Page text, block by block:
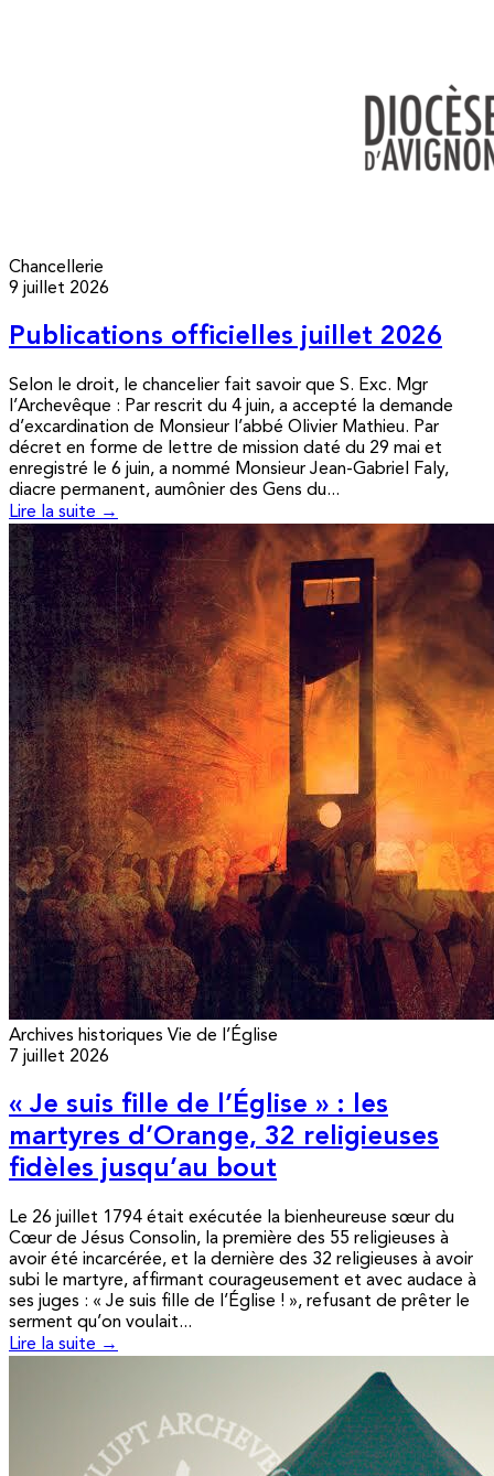
Chancellerie
9 juillet 2026
Publications officielles juillet 2026
Selon le droit, le chancelier fait savoir que S. Exc. Mgr
l’Archevêque : Par rescrit du 4 juin, a accepté la demande
d’excardination de Monsieur l’abbé Olivier Mathieu. Par
décret en forme de lettre de mission daté du 29 mai et
enregistré le 6 juin, a nommé Monsieur Jean-Gabriel Faly,
diacre permanent, aumônier des Gens du...
Lire la suite →
Archives historiques Vie de l’Église
7 juillet 2026
« Je suis fille de l’Église » : les
martyres d’Orange, 32 religieuses
fidèles jusqu’au bout
Le 26 juillet 1794 était exécutée la bienheureuse sœur du
Cœur de Jésus Consolin, la première des 55 religieuses à
avoir été incarcérée, et la dernière des 32 religieuses à avoir
subi le martyre, affirmant courageusement et avec audace à
ses juges : « Je suis fille de l’Église ! », refusant de prêter le
serment qu’on voulait...
Lire la suite →